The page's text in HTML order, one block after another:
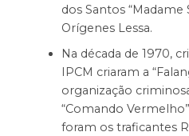
dos Santos “Madame
Orígenes Lessa.
Na década de 1970,
IPCM criaram a
organização
“Comando
foram os traficantes